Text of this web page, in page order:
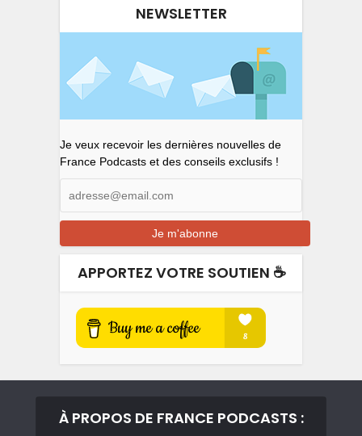
NEWSLETTER
Je veux recevoir les dernières nouvelles de
France Podcasts et des conseils exclusifs !
APPORTEZ VOTRE SOUTIEN ☕️
À PROPOS DE FRANCE PODCASTS :